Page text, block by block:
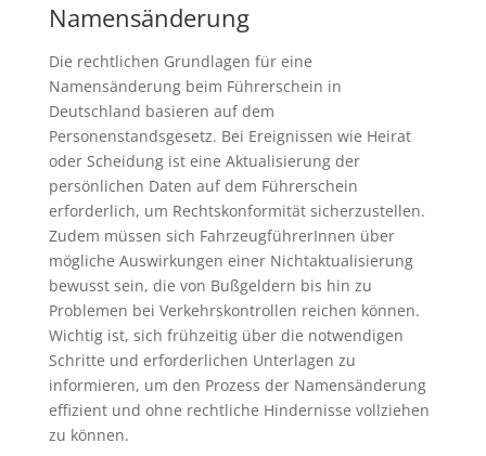
Namensänderung
Die rechtlichen Grundlagen für eine
Namensänderung beim Führerschein in
Deutschland basieren auf dem
Personenstandsgesetz. Bei Ereignissen wie Heirat
oder Scheidung ist eine Aktualisierung der
persönlichen Daten auf dem Führerschein
erforderlich, um Rechtskonformität sicherzustellen.
Zudem müssen sich FahrzeugführerInnen über
mögliche Auswirkungen einer Nichtaktualisierung
bewusst sein, die von Bußgeldern bis hin zu
Problemen bei Verkehrskontrollen reichen können.
Wichtig ist, sich frühzeitig über die notwendigen
Schritte und erforderlichen Unterlagen zu
informieren, um den Prozess der Namensänderung
effizient und ohne rechtliche Hindernisse vollziehen
zu können.